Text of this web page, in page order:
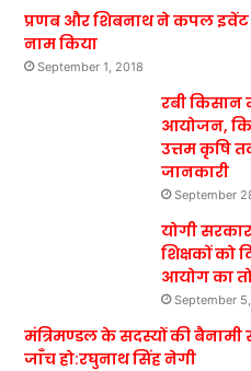
प्रणब और शिबनाथ ने कपल
नाम किया
September 1, 2018
रबी
आयोजन,
उत्तम कृषि
जानकारी
September
योगी
शिक्षकों को
आयोग का
September
मंत्रिमण्डल के सदस्यों की बैनामी
जाँच हो:रघुनाथ सिंह नेगी